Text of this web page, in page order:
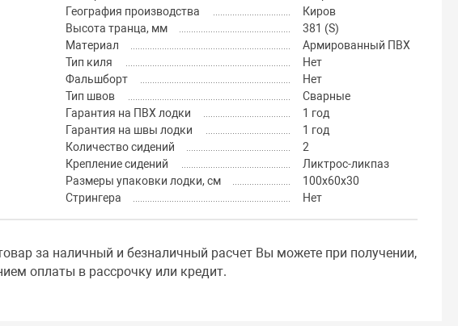
География производства
Киров
Высота транца, мм
381 (S)
Материал
Армированный ПВХ
Тип киля
Нет
Фальшборт
Нет
Тип швов
Сварные
Гарантия на ПВХ лодки
1 год
Гарантия на швы лодки
1 год
Количество сидений
2
Крепление сидений
Ликтрос-ликпаз
Размеры упаковки лодки, см
100х60х30
Стрингера
Нет
за наличный и безналичный расчет Вы можете при получении,
оплаты в рассрочку или кредит.